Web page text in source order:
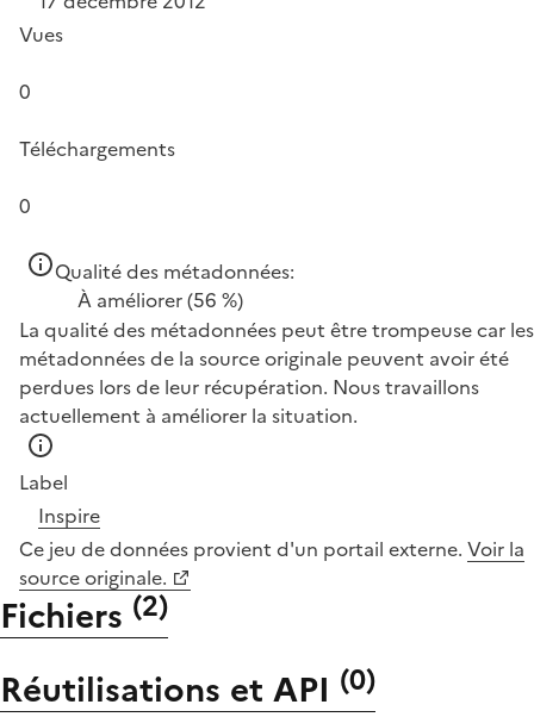
Vues
0
Téléchargements
0
Qualité des métadonnées:
À améliorer(56 %)
La qualité des métadonnées peut être trompeuse car les
métadonnées de la source originale peuvent avoir été
perdues lors de leur récupération. Nous travaillons
actuellement à améliorer la situation.
Label
Inspire
Ce jeu de données provient d'un portail externe. Voir la
source originale.
Fichiers (2)
Réutilisations et API (0)